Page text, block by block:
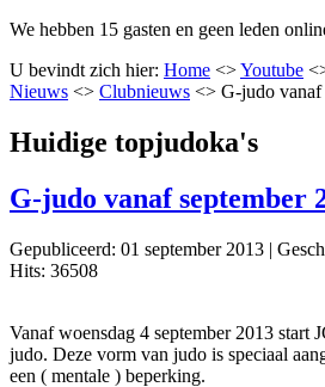
We hebben 15 gasten en geen leden
U bevindt zich hier: Home <>Youtube
Nieuws <> Clubnieuws <> G-judo vanaf
Huidige topjudoka's
G-judo vanaf september
Gepubliceerd: 01 september 2013 |
Hits: 36508
Vanaf woensdag 4 september 2013 start
judo. Deze vorm van judo is speciaal
een ( mentale ) beperking.